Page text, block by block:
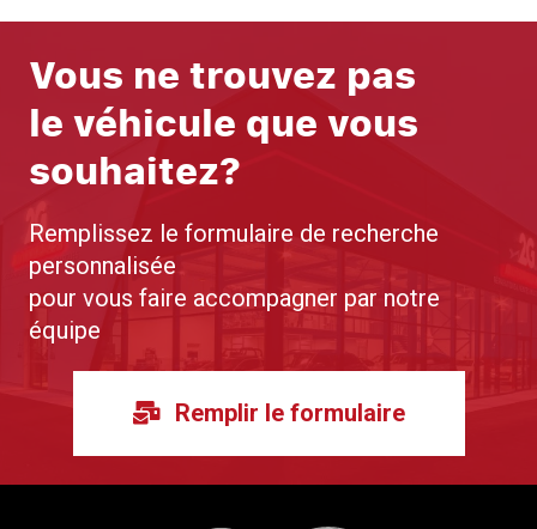
Vous ne trouvez pas
le véhicule que vous
souhaitez?
Remplissez le formulaire de recherche
personnalisée
pour vous faire accompagner par notre
équipe
Remplir le formulaire